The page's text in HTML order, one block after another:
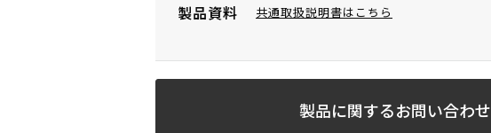
製品資料 共通取扱説明書はこちら
製品に関するお問い合わせ